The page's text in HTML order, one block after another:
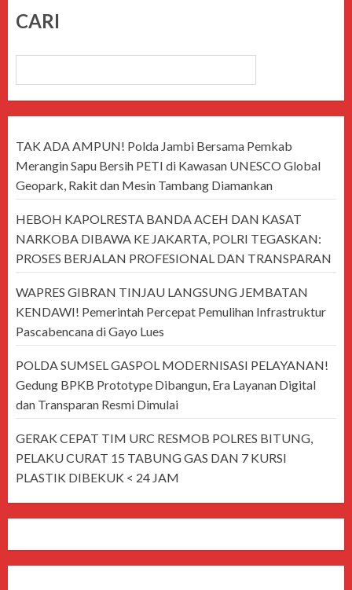
CARI
TAK ADA AMPUN! Polda Jambi Bersama Pemkab
Merangin Sapu Bersih PETI di Kawasan UNESCO Global
Geopark, Rakit dan Mesin Tambang Diamankan
HEBOH KAPOLRESTA BANDA ACEH DAN KASAT
NARKOBA DIBAWA KE JAKARTA, POLRI TEGASKAN:
PROSES BERJALAN PROFESIONAL DAN TRANSPARAN
WAPRES GIBRAN TINJAU LANGSUNG JEMBATAN
KENDAWI! Pemerintah Percepat Pemulihan Infrastruktur
Pascabencana di Gayo Lues
POLDA SUMSEL GASPOL MODERNISASI PELAYANAN!
Gedung BPKB Prototype Dibangun, Era Layanan Digital
dan Transparan Resmi Dimulai
GERAK CEPAT TIM URC RESMOB POLRES BITUNG,
PELAKU CURAT 15 TABUNG GAS DAN 7 KURSI
PLASTIK DIBEKUK < 24 JAM